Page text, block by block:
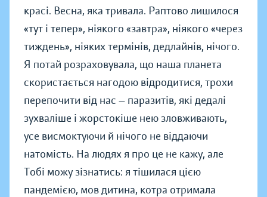
красі. Весна, яка тривала. Раптово лишилося
«тут і тепер», ніякого «завтра», ніякого «через
тиждень», ніяких термінів, дедлайнів, нічого.
Я потай розраховувала, що наша планета
скористається нагодою відродитися, трохи
перепочити від нас — паразитів, які дедалі
зухваліше і жорстокіше нею зловживають,
усе висмоктуючи й нічого не віддаючи
натомість. На людях я про це не кажу, але
Тобі можу зізнатись: я тішилася цією
пандемією, мов дитина, котра отримала